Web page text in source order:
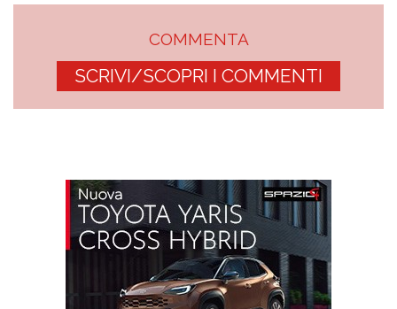
COMMENTA
SCRIVI/SCOPRI I COMMENTI